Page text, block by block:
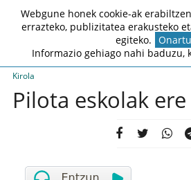
Kirola
Pilota eskolak
Webgune honek cookie-ak
errazteko, publizitatea erakusteko
egiteko. Onartu
Informazio gehiago nahi baduzu,